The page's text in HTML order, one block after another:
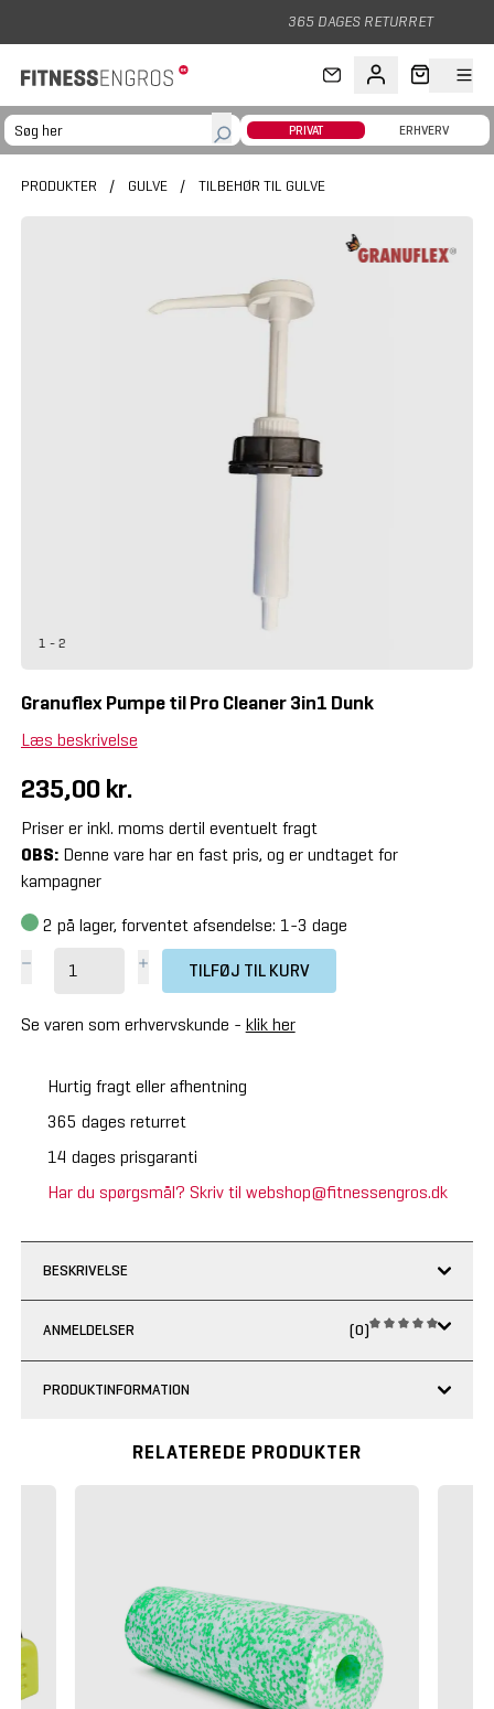
365 DAGES RETURRET
PRIVAT ERHVERV
PRODUKTER / GULVE / TILBEHØR TIL GULVE
1 - 2
Granuflex Pumpe til Pro Cleaner 3in1 Dunk
Læs beskrivelse
235,00 kr.
Priser er inkl. moms dertil eventuelt fragt
OBS:Denne vare har en fast pris, og er undtaget for
kampagner
2 på lager, forventet afsendelse: 1-3 dage
TILFØJ TIL KURV
Se varen som erhvervskunde - klik her
Hurtig fragt eller afhentning
365 dages returret
14 dages prisgaranti
Har du spørgsmål? Skriv til webshop@fitnessengros.dk
BESKRIVELSE
ANMELDELSER (0)
PRODUKTINFORMATION
RELATEREDE PRODUKTER